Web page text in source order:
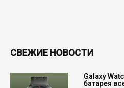
СВЕЖИЕ НОВОСТИ
Galaxy
батарея